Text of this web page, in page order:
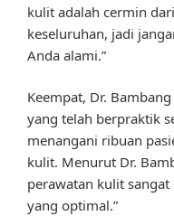
kulit adalah cermin
keseluruhan, jadi
Anda alami.”
Keempat, Dr.
yang telah berpraktik
menangani ribuan
kulit. Menurut Dr.
perawatan kulit
yang optimal.”